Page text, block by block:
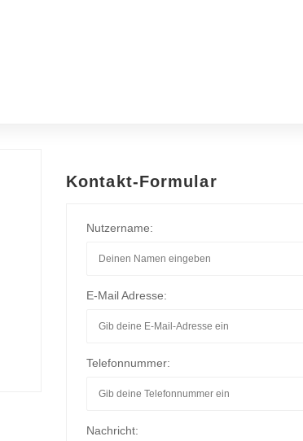
Kontakt-Formular
Nutzername:
E-Mail Adresse:
Telefonnummer:
Nachricht: